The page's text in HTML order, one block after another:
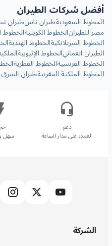
أفضل شركات الطيران
الخطوط السعوديةطيران ناسطيران
مصر للطيرانالخطوط الكويتيةالخطوط
الخطوط السريلانكيةالخطوط الهندية
الطيران العمانيالخطوط الإثيوبية
الخطوط الفرنسيةالخطوط القطرية
الخطوط الملكية المغربيةطيران
العملاء على مدار الساعة سهل
الشركة